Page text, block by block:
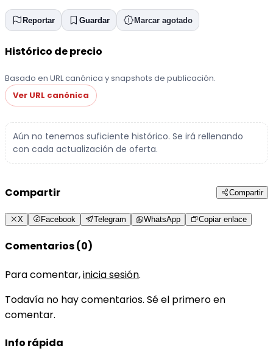
Reportar Guardar Marcar agotado
Histórico de precio
Basado en URL canónica y snapshots de publicación.
Ver URL canónica
Aún no tenemos suficiente histórico. Se irá rellenando
con cada actualización de oferta.
Compartir Compartir
X Facebook Telegram WhatsApp Copiar enlace
Comentarios (0)
Para comentar,inicia sesión.
Todavía no hay comentarios. Sé el primero en
comentar.
Info rápida